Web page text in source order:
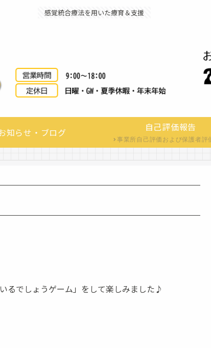
感覚統合療法を用いた療育＆支援
知らせ・ブログ 自己評価報告
事業所自己評価および保護者評
るでしょうゲーム」をして楽しみました♪